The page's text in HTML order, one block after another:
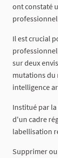
ont constaté
Il est crucial
sur deux
mutations du
intelligence
Institué par
d'un cadre
labellisation
Supprimer